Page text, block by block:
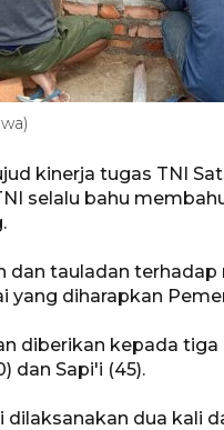
kinerja tugas TNI
selalu bahu
dan tauladan
yang diharapkan
diberikan kepada
dan Sapi'i (45).
dua kali